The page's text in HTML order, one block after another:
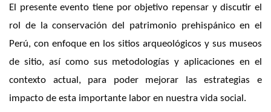
El presente evento tiene por objetivo repensar y discutir el
rol de la conservación del patrimonio prehispánico en el
Perú, con enfoque en los sitios arqueológicos y sus museos
de sitio, así como sus metodologías y aplicaciones en el
contexto actual, para poder mejorar las estrategias e
impacto de esta importante labor en nuestra vida social.